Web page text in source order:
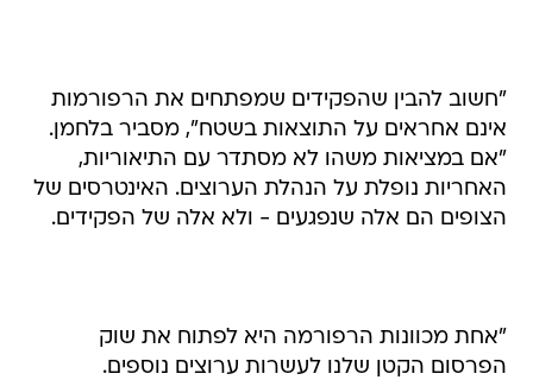
"חשוב להבין שהפקידים שמפתחים את הרפורמות
אינם אחראים על התוצאות בשטח", מסביר בלחמן.
"אם במציאות משהו לא מסתדר עם התיאוריות,
האחריות נופלת על הנהלת הערוצים. האינטרסים של
הצופים הם אלה שנפגעים - ולא אלה של הפקידים.
"אחת מכוונות הרפורמה היא לפתוח את שוק
הפרסום הקטן שלנו לעשרות ערוצים נוספים.